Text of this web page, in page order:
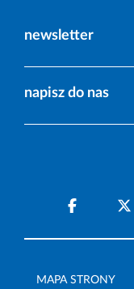
newsletter
napisz do nas
MAPA STRONY